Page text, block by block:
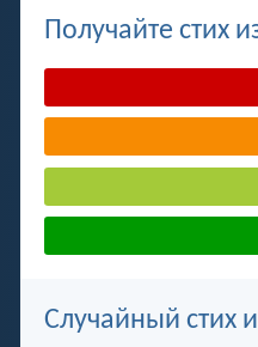
Получайте стих
Случайный стих